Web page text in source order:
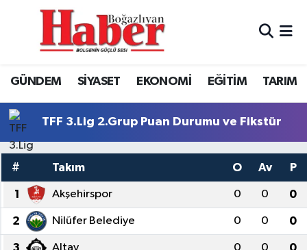
GÜNDEM SİYASET EKONOMİ EĞİTİM TARIM
TFF 3.Lig 2.Grup Puan Durumu ve Fikstür
# Takım O Av P
1 Akşehirspor 0 0 0
2 Nilüfer Belediye 0 0 0
GÜNDEM
SİYASET
EKONOMİ
EĞİTİM
TARIM
SPOR
GÜNDEM
EKONOMİ
SİYASET
EĞİTİM
SPOR
Boğazlıyan Hava Durumu
Boğazlıyan Trafik Yoğunluk Haritası
TFF 3.Lig 3.Grup Puan Durumu ve Fikstür
Tüm Manşetler
Son Dakika Haberleri
Haber Arşivi